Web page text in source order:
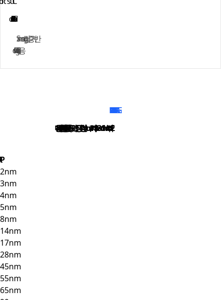
Samsung 검증 기반
Sign-off Flow 대응
PROCESS & APPLICATION COVERAGE
2nm
3nm
4nm
5nm
8nm
14nm
17nm
28nm
45nm
55nm
65nm